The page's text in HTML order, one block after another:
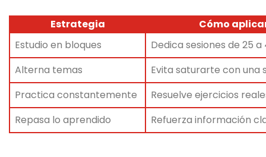
Estrategia
Cómo
Estudio en bloques
Dedica sesiones de 25
Alterna temas
Evita saturarte con una
Practica constantemente
Resuelve ejercicios
Repasa lo aprendido
Refuerza información